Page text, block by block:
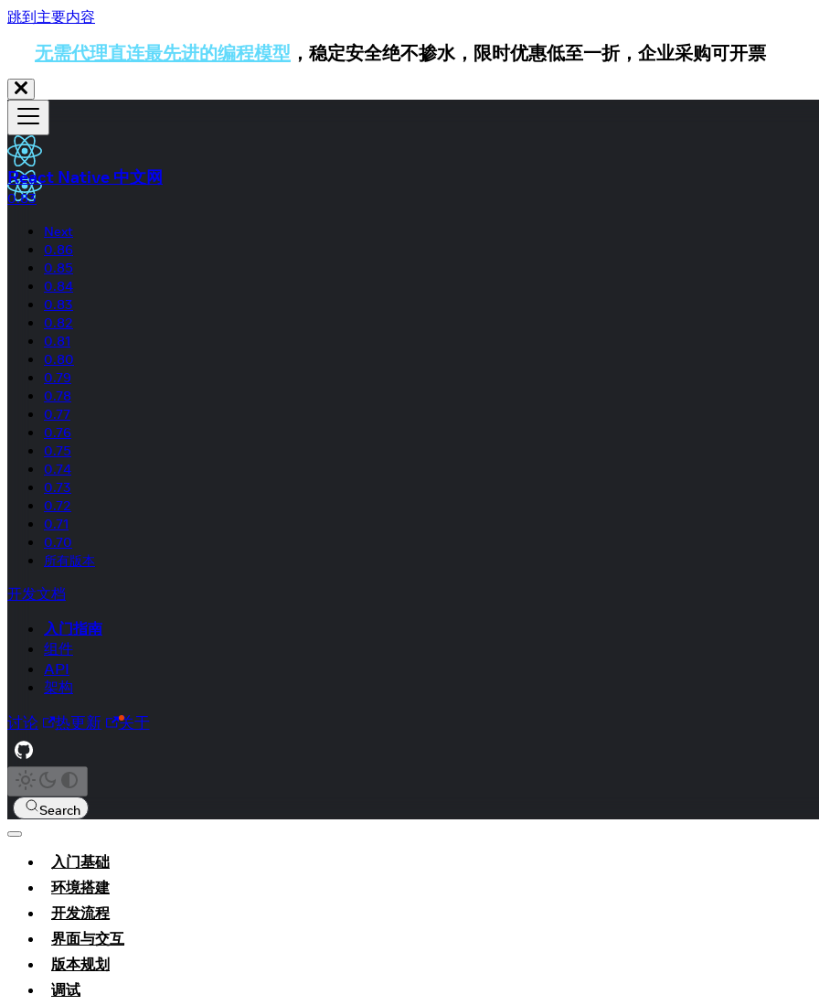
跳到主要内容
无需代理直连最先进的编程模型 ，稳定安全绝不掺水，限时优惠低至一折，企业采购可开票
React Native 中文网
0.83
Next
0.86
0.85
0.84
0.83
0.82
0.81
0.80
0.79
0.78
0.77
0.76
0.75
0.74
0.73
0.72
0.71
0.70
所有版本
开发文档
入门指南
组件
API
架构
讨论 热更新 关于
Search
入门基础
环境搭建
开发流程
界面与交互
版本规划
调试